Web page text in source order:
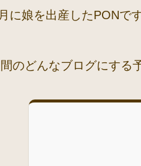
に娘を出産したPONです
のどんなブログにする